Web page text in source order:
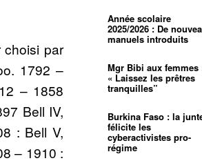
choisi par
1792 –
– 1858
Bell IV,
: Bell V,
– 1910 :
mentale
mettra-t-
au
Année scolaire
2025/2026 : De
manuels introduits
Mgr Bibi aux femmes
« Laissez les prêtres
tranquilles”
Burkina Faso : la
félicite les
cyberactivistes pro-
régime